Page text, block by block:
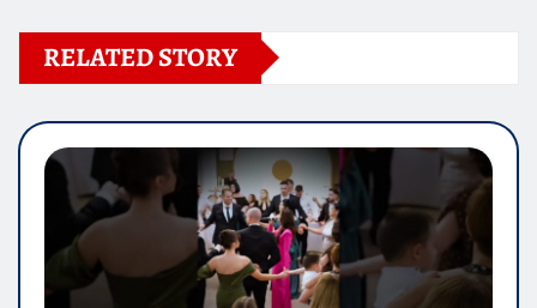
RELATED STORY